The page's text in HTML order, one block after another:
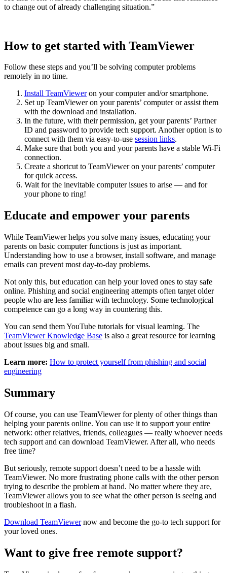
to change out of already challenging situation.”
How to get started with TeamViewer
Follow these steps and you’ll be solving computer problems
remotely in no time.
Install TeamVieweron your computer and/or smartphone.
Set up TeamViewer on your parents’ computer or assist them
with the download and installation.
In the future, with their permission, get your parents’ Partner
ID and password to provide tech support. Another option is to
connect with them via easy-to-use session links.
Make sure that both you and your parents have a stable Wi-Fi
connection.
Create a shortcut to TeamViewer on your parents’ computer
for quick access.
Wait for the inevitable computer issues to arise — and for
your phone to ring!
Educate and empower your parents
While TeamViewer helps you solve many issues, educating your
parents on basic computer functions is just as important.
Understanding how to use a browser, install software, and manage
emails can prevent most day-to-day problems.
Not only this, but education can help your loved ones to stay safe
online. Phishing and social engineering attempts often target older
people who are less familiar with technology. Some technological
competence can go a long way in countering this.
You can send them YouTube tutorials for visual learning. The
TeamViewer Knowledge Base is also a great resource for learning
about issues big and small.
Learn more: How to protect yourself from phishing and social
engineering
Summary
Of course, you can use TeamViewer for plenty of other things than
helping your parents online. You can use it to support your entire
network: other relatives, friends, colleagues — really whoever needs
tech support and can download TeamViewer. After all, who needs
free time?
But seriously, remote support doesn’t need to be a hassle with
TeamViewer. No more frustrating phone calls with the other person
trying to describe the problem at hand. No matter where they are,
TeamViewer allows you to see what the other person is seeing and
troubleshoot in a flash.
Download TeamViewernow and become the go-to tech support for
your loved ones.
Want to give free remote support?